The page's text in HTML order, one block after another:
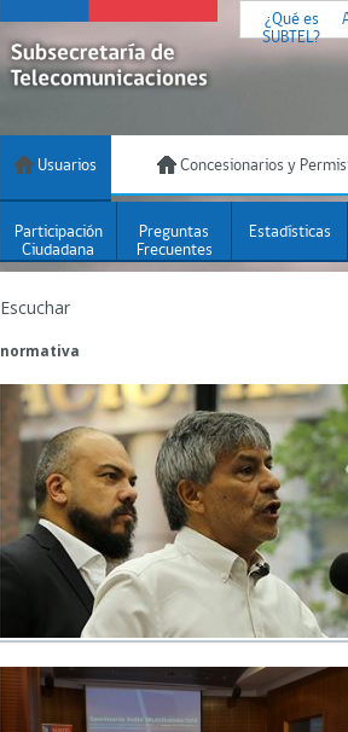
¿Qué es
SUBTEL?
Usuarios Concesionarios y
Participación
Ciudadana
Preguntas
Frecuentes
Estadísticas
Escuchar
normativa